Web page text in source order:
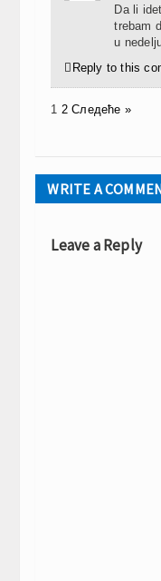
Da li
trebam
u
 Reply to this
1 2 Следеће »
WRITE A
Leave a Reply